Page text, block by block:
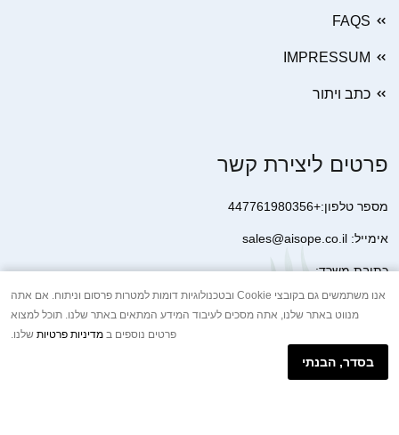
FAQS
IMPRESSUM
כתב ויתור
פרטים ליצירת קשר
מספר טלפון:+447761980356
אימייל: sales@aisope.co.il
כתובת משרד:
41 Devonshire Street Ground Floor Office 1 London W1G 7AJ
United Kingdom
+44 7410 2065017
הודעת וואטסאפ באינטרנט
אנו משתמשים גם בקובצי Cookie ובטכנולוגיות דומות למטרות פרסום וניתוח. אם אתה
מנווט באתר שלנו, אתה מסכים לעיבוד המידע המתאים באתר שלנו. תוכל למצוא
פרטים נוספים ב מדיניות פרטיות שלנו.
בסדר, הבנתי